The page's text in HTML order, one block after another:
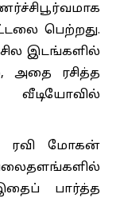
பெற்றது.
இடங்களில்
அதை ரசித்த
வீடியோவில்
ரவி மோகன்
பார்த்த